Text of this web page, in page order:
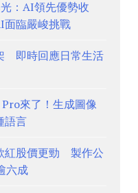
：AI領先優勢收
臨嚴峻挑戰
即時回應日常生活
來了！生成圖像
語言
紅股價更勁 製作公
六成